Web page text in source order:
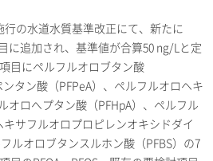
行の水道水質基準改正にて、新たに
に追加され、基準値が合算50 ng/Lと定
目にペルフルオロブタン酸
ンタン酸（PFPeA）、ペルフルオロヘキ
オロへプタン酸（PFHpA）、ペルフル
キサフルオロプロピレンオキシドダイ
ルオロブタンスルホン酸（PFBS）の7